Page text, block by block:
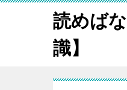
読めば
識】